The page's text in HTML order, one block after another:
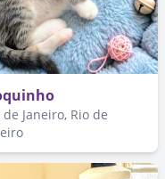
de Janeiro, Rio de